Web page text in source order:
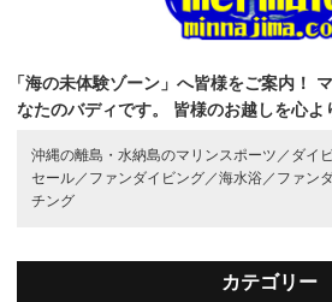
「海の未体験ゾーン」へ皆様をご案内！
なたのバディです。
皆様のお越しを心よ
沖縄の離島・水納島のマリンスポーツ／ ダイ
セール／ ファンダイビング／海水浴／ ファン
チング
カテゴリー